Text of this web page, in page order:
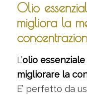
Olio
migliora la
L’olio
migliorare la
E’ perfetto da